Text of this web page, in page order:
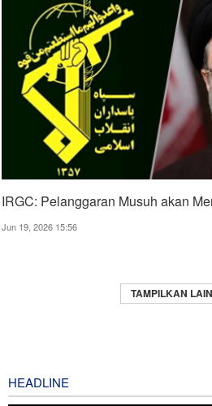
IRGC: Pelanggaran Musuh akan
Jun 19, 2026 15:56
TAMPILKAN
HEADLINE